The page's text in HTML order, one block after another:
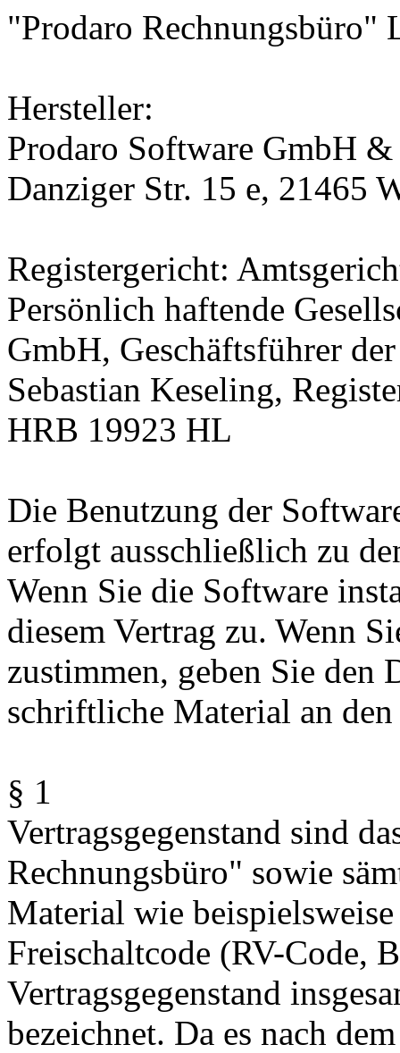
"Prodaro Rechnungsbüro"
Hersteller:
Prodaro Software GmbH
Danziger Str. 15 e, 21465
Registergericht:
Persönlich haftende
GmbH, Geschäftsführer
Sebastian Keseling,
HRB 19923 HL
Die Benutzung der
erfolgt ausschließlich zu
Wenn Sie die Software
diesem Vertrag zu. Wenn
zustimmen, geben Sie den
schriftliche Material an
§ 1
Vertragsgegenstand sind
Rechnungsbüro" sowie
Material wie
Freischaltcode (RV-Code,
Vertragsgegenstand
bezeichnet. Da es nach